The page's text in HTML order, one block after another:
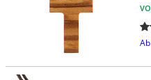
Ab